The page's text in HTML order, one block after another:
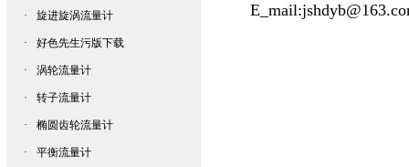
· 旋进旋涡流量计
· 好色先生污版下载
· 涡轮流量计
· 转子流量计
· 椭圆齿轮流量计
· 平衡流量计
E_mail: